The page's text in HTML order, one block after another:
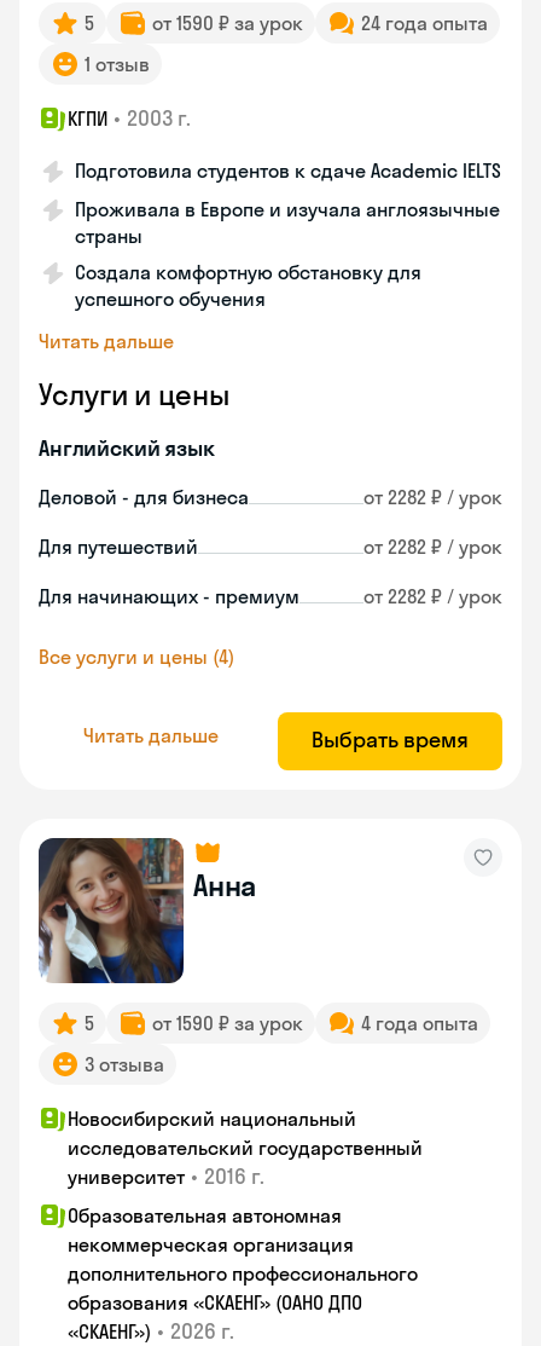
5 от 1590 ₽ за урок
24 года опыта
1 отзыв
КГПИ • 2003 г.
Подготовила студентов к сдаче Academic IELTS
Проживала в Европе и изучала англоязычные
страны
Создала комфортную обстановку для
успешного обучения
Читать дальше
Услуги и цены
Английский язык
Деловой - для бизнеса от 2282 ₽ / урок
Для путешествий от 2282 ₽ / урок
Для начинающих - премиум от 2282 ₽ / урок
Все услуги и цены (4)
Читать дальше Выбрать время
Анна
5 от 1590 ₽ за урок
4 года опыта
3 отзыва
Новосибирский национальный
исследовательский государственный
университет • 2016 г.
Образовательная автономная
некоммерческая организация
дополнительного профессионального
образования «СКАЕНГ» (ОАНО ДПО
«СКАЕНГ») • 2026 г.